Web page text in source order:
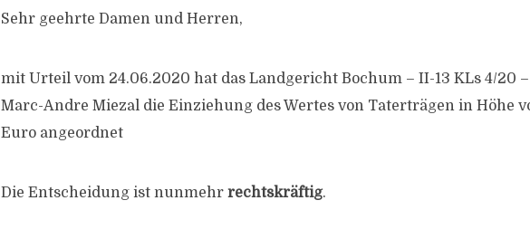
Sehr geehrte Damen und Herren,
mit Urteil vom 24.06.2020 hat das Landgericht Bochum – II-13 KLs 4/20
Marc-Andre Miezal die Einziehung des Wertes von Taterträgen in Höhe
Euro angeordnet
Die Entscheidung ist nunmehr rechtskräftig.